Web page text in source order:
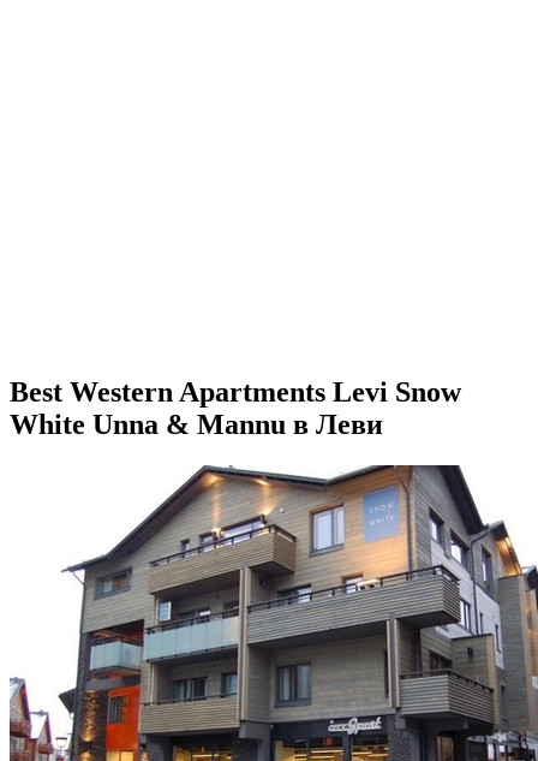
Best Western Apartments Levi Snow
White Unna & Mannu в Леви